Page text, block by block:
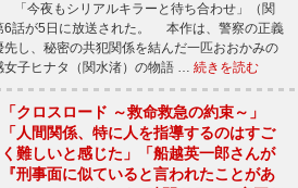
「今夜もシリアルキラーと待ち合わせ」（関
6話が5日に放送された。 本作は、警察の正義
し、秘密の共犯関係を結んだ一匹おおかみの
女子ヒナタ（関水渚）の物語 … 続きを読む
「クロスロード ～救命救急の約束～」
「人間関係、特に人を指導するのはすご
く難しいと感じた」「船越英一郎さんが
『刑事面に似ていると言われたことがあ